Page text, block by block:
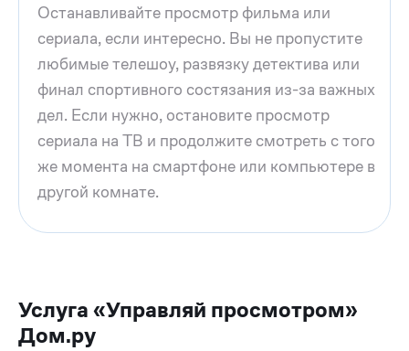
Останавливайте просмотр фильма или
сериала, если интересно. Вы не пропустите
любимые телешоу, развязку детектива или
финал спортивного состязания из-за важных
дел. Если нужно, остановите просмотр
сериала на ТВ и продолжите смотреть с того
же момента на смартфоне или компьютере в
другой комнате.
Услуга «Управляй просмотром»
Дом.ру